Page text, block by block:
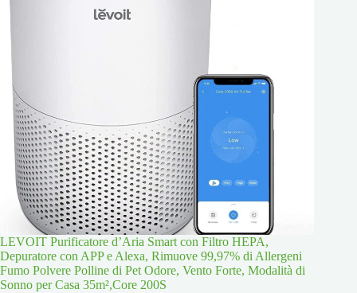
LEVOIT Purificatore d’Aria Smart con Filtro HEPA,
Depuratore con APP e Alexa, Rimuove 99,97% di Allergeni
Fumo Polvere Polline di Pet Odore, Vento Forte, Modalità di
Sonno per Casa 35m²,Core 200S